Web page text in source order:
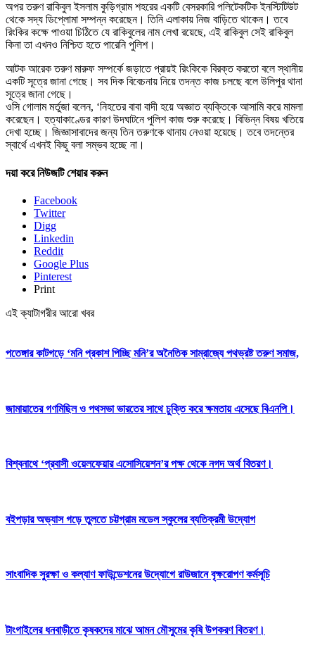
অপর তরুণ রাকিবুল ইসলাম কুড়িগ্রাম শহরের একটি বেসরকারি পলিটেকটিক ইনস্টিটিউট
থেকে সদ্য ডিপ্লোমা সম্পন্ন করেছেন। তিনি এলাকায় নিজ বাড়িতে থাকেন। তবে
রিংকির কক্ষে পাওয়া চিঠিতে যে রাকিবুলের নাম লেখা রয়েছে, এই রাকিবুল সেই রাকিবুল
কিনা তা এখনও নিশ্চিত হতে পারেনি পুলিশ।
আটক আরেক তরুণ মারুফ সম্পর্কে জড়াতে প্রায়ই রিংকিকে বিরক্ত করতো বলে স্থানীয়
একটি সূত্রে জানা গেছে। সব দিক বিবেচনায় নিয়ে তদন্ত কাজ চলছে বলে উলিপুর থানা
সূত্রে জানা গেছে।
ওসি গোলাম মর্তুজা বলেন, ‘নিহতের বাবা বাদী হয়ে অজ্ঞাত ব্যক্তিকে আসামি করে মামলা
করেছেন। হত্যাকাণ্ডের কারণ উদঘাটনে পুলিশ কাজ শুরু করেছে। বিভিন্ন বিষয় খতিয়ে
দেখা হচ্ছে। জিজ্ঞাসাবাদের জন্য তিন তরুণকে থানায় নেওয়া হয়েছে। তবে তদন্তের
স্বার্থে এখনই কিছু বলা সম্ভব হচ্ছে না।
দয়া করে নিউজটি শেয়ার করুন
Facebook
Twitter
Digg
Linkedin
Reddit
Google Plus
Pinterest
Print
এই ক্যাটাগরীর আরো খবর
পতেঙ্গার কাটগড়ে ‘মনি প্রকাশ পিচ্ছি মনি’র অনৈতিক সাম্রাজ্যে পথভ্রষ্ট তরুণ সমাজ,
জামায়াতের গণমিছিল ও পথসভা ভারতের সাথে চুক্তি করে ক্ষমতায় এসেছে বিএনপি।
বিশ্বনাথে ‘প্রবাসী ওয়েলফেয়ার এসোসিয়েশন’র পক্ষ থেকে নগদ অর্থ বিতরণ।
বইপড়ার অভ্যাস গড়ে তুলতে চট্টগ্রাম মডেল স্কুলের ব্যতিক্রমী উদ্যোগ
সাংবাদিক সুরক্ষা ও কল্যাণ ফাউন্ডেশনের উদ্যোগে রাউজানে বৃক্ষরোপণ কর্মসূচি
টাংগাইলের ধনবাড়ীতে কৃষকদের মাঝে আমন মৌসুমের কৃষি উপকরণ বিতরণ।